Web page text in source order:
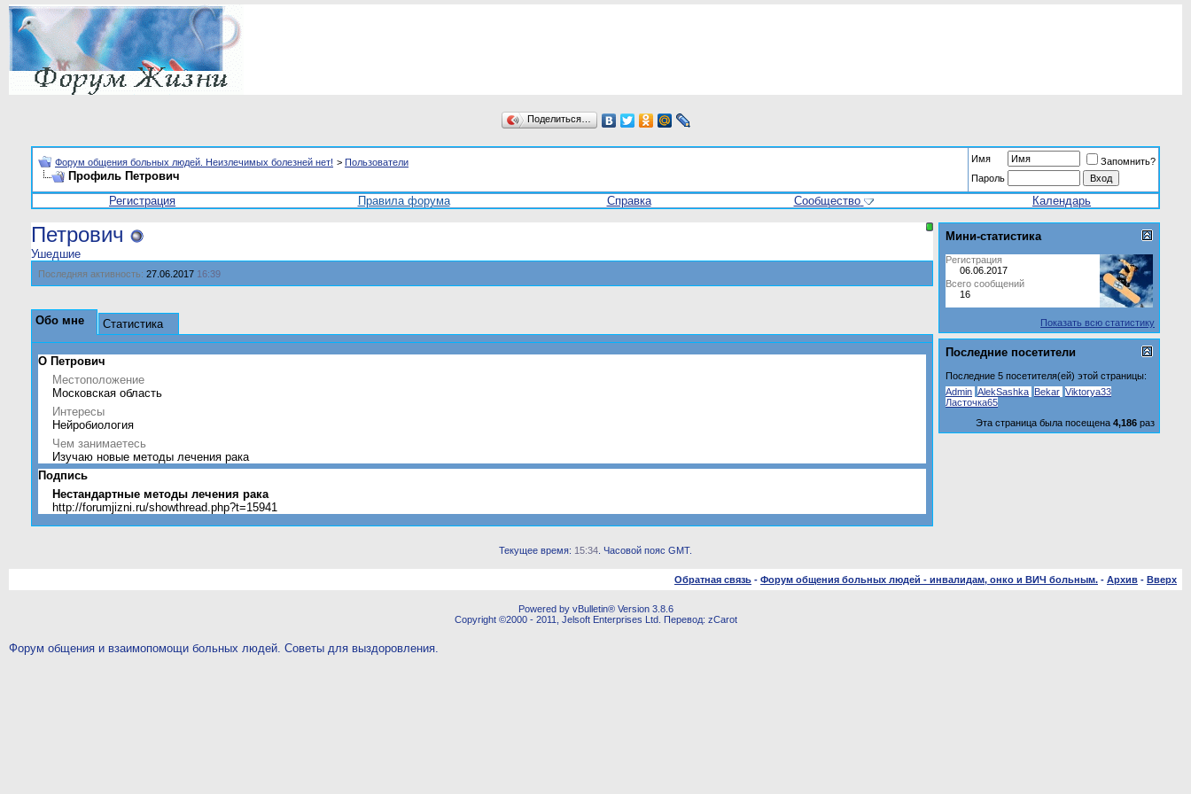
Поделиться…
Форум общения больных людей. Неизлечимых болезней нет! > Пользователи
Профиль Петрович
Имя
Запомнить?
Пароль
Регистрация Правила форума Справка Сообщество Календарь
Петрович
Ушедшие
Последняя активность: 27.06.2017 16:39
Обо мне Статистика
О Петрович
Местоположение
Московская область
Интересы
Нейробиология
Чем занимаетесь
Изучаю новые методы лечения рака
Подпись
Нестандартные методы лечения рака
http://forumjizni.ru/showthread.php?t=15941
Мини-статистика
Регистрация
06.06.2017
Всего сообщений
16
Показать всю статистику
Последние посетители
Последние 5 посетителя(ей) этой страницы:
Admin AlekSashka Bekar Viktorya33
Ласточка65
Эта страница была посещена 4,186 раз
Текущее время: 15:34 . Часовой пояс GMT.
Обратная связь - Форум общения больных людей - инвалидам, онко и ВИЧ больным. - Архив - Вверх
Powered by vBulletin® Version 3.8.6
Copyright ©2000 - 2011, Jelsoft Enterprises Ltd. Перевод: zCarot
Форум общения и взаимопомощи больных людей. Советы для выздоровления.